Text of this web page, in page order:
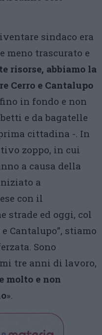
sindaco era
meno trascurato e
risorse, abbiamo la
Cerro e Cantalupo
in fondo e non
e da bagatelle
cittadina -. In
zoppo, in cui
a causa della
a
con il
strade ed oggi, col
Cantalupo”, stiamo
Sono
tre anni di lavoro,
molto e non
».